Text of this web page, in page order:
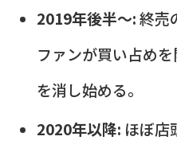
2019年後半〜:終売
ファンが買い占め
を消し始める。
2020年以降: ほぼ店